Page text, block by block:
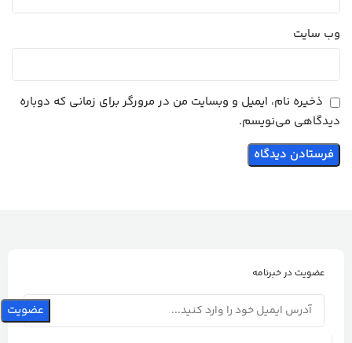
وب‌ سایت
ذخیره نام، ایمیل و وبسایت من در مرورگر برای زمانی که دوباره
دیدگاهی می‌نویسم.
عضویت در خبرنامه